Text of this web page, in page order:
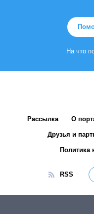
На что
Рассылка О
Друзья и
Политика
RSS